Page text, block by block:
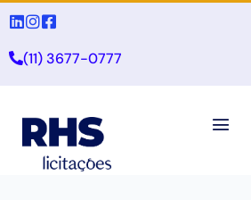
(11) 3677-0777